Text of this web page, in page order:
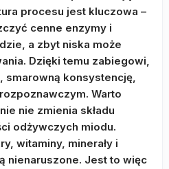
procesu jest kluczowa –
cenne enzymy i
a zbyt niska może
Dzięki temu zabiegowi,
smarowną konsystencję,
Warto
nie zmienia składu
odżywczych miodu.
witaminy, minerały i
nienaruszone. Jest to więc